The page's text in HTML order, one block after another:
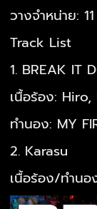
วางจำหน่าย:
Track List
1. BREAK IT
เนื้อร้อง:
ทำนอง: MY
2. Karasu
เนื้อร้อง/ทำนอ